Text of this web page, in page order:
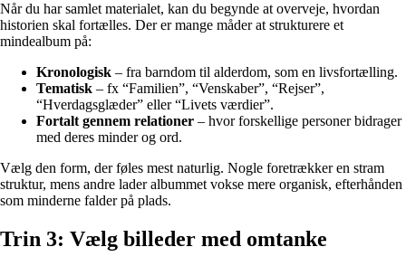
Når du har samlet materialet, kan du begynde at overveje, hvordan
historien skal fortælles. Der er mange måder at strukturere et
mindealbum på:
Kronologisk – fra barndom til alderdom, som en livsfortælling.
Tematisk – fx “Familien”, “Venskaber”, “Rejser”,
“Hverdagsglæder” eller “Livets værdier”.
Fortalt gennem relationer – hvor forskellige personer bidrager
med deres minder og ord.
Vælg den form, der føles mest naturlig. Nogle foretrækker en stram
struktur, mens andre lader albummet vokse mere organisk, efterhånden
som minderne falder på plads.
Trin 3: Vælg billeder med omtanke